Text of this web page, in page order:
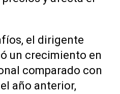
el dirigente
un crecimiento en
comparado con
año anterior,